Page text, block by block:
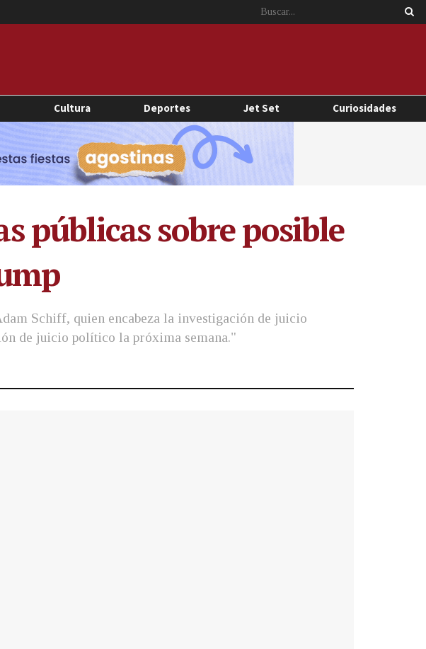
Cultura Deportes Jet Set Curiosidades
públicas sobre posible
Schiff, quien encabeza la investigación de juicio
de juicio político la próxima semana."